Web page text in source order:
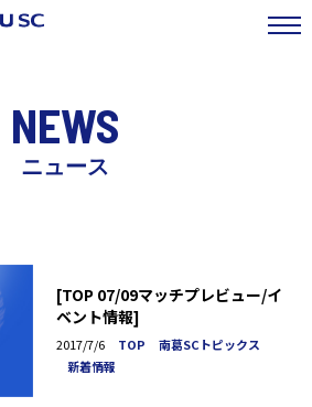
NEWS
ニュース
[TOP 07/09マッチプレビュー/イ
ベント情報]
2017/7/6 TOP
南葛SCトピックス
新着情報